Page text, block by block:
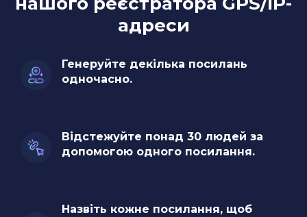
адреси
Генеруйте декілька посилань
одночасно.
Відстежуйте понад 30 людей за
допомогою одного посилання.
Назвіть кожне посилання, щоб